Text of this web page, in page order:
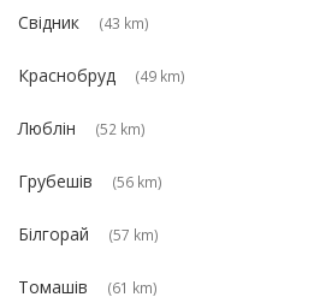
Свідник (43 km)
Краснобруд (49 km)
Люблін (52 km)
Грубешів (56 km)
Білгорай (57 km)
Томашів (61 km)